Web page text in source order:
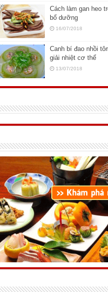
Cách làm gan heo
bổ dưỡng
16/07/2018
Canh bí đao nhồi
giải nhiệt cơ thể
13/07/2018